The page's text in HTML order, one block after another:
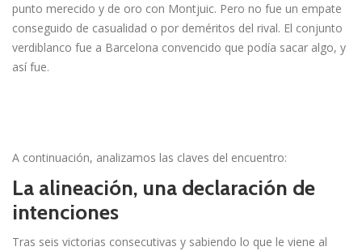
punto merecido y de oro con Montjuic. Pero no fue un empate
conseguido de casualidad o por deméritos del rival. El conjunto
verdiblanco fue a Barcelona convencido que podía sacar algo, y
así fue.
A continuación, analizamos las claves del encuentro:
La alineación, una declaración de
intenciones
Tras seis victorias consecutivas y sabiendo lo que le viene al